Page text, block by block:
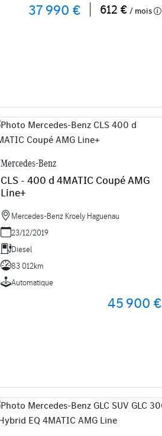
37 990 € 612 € / mois
Mercedes-Benz
CLS - 400 d 4MATIC Coupé AMG
Line+
Mercedes-Benz Kroely Haguenau
23/12/2019
Diesel
83 012km
Automatique
45 900 €